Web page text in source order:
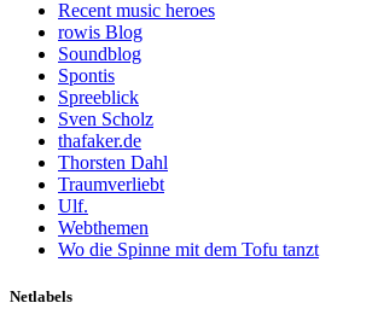
Recent music heroes
rowis Blog
Soundblog
Spontis
Spreeblick
Sven Scholz
thafaker.de
Thorsten Dahl
Traumverliebt
Ulf.
Webthemen
Wo die Spinne mit dem Tofu tanzt
Netlabels